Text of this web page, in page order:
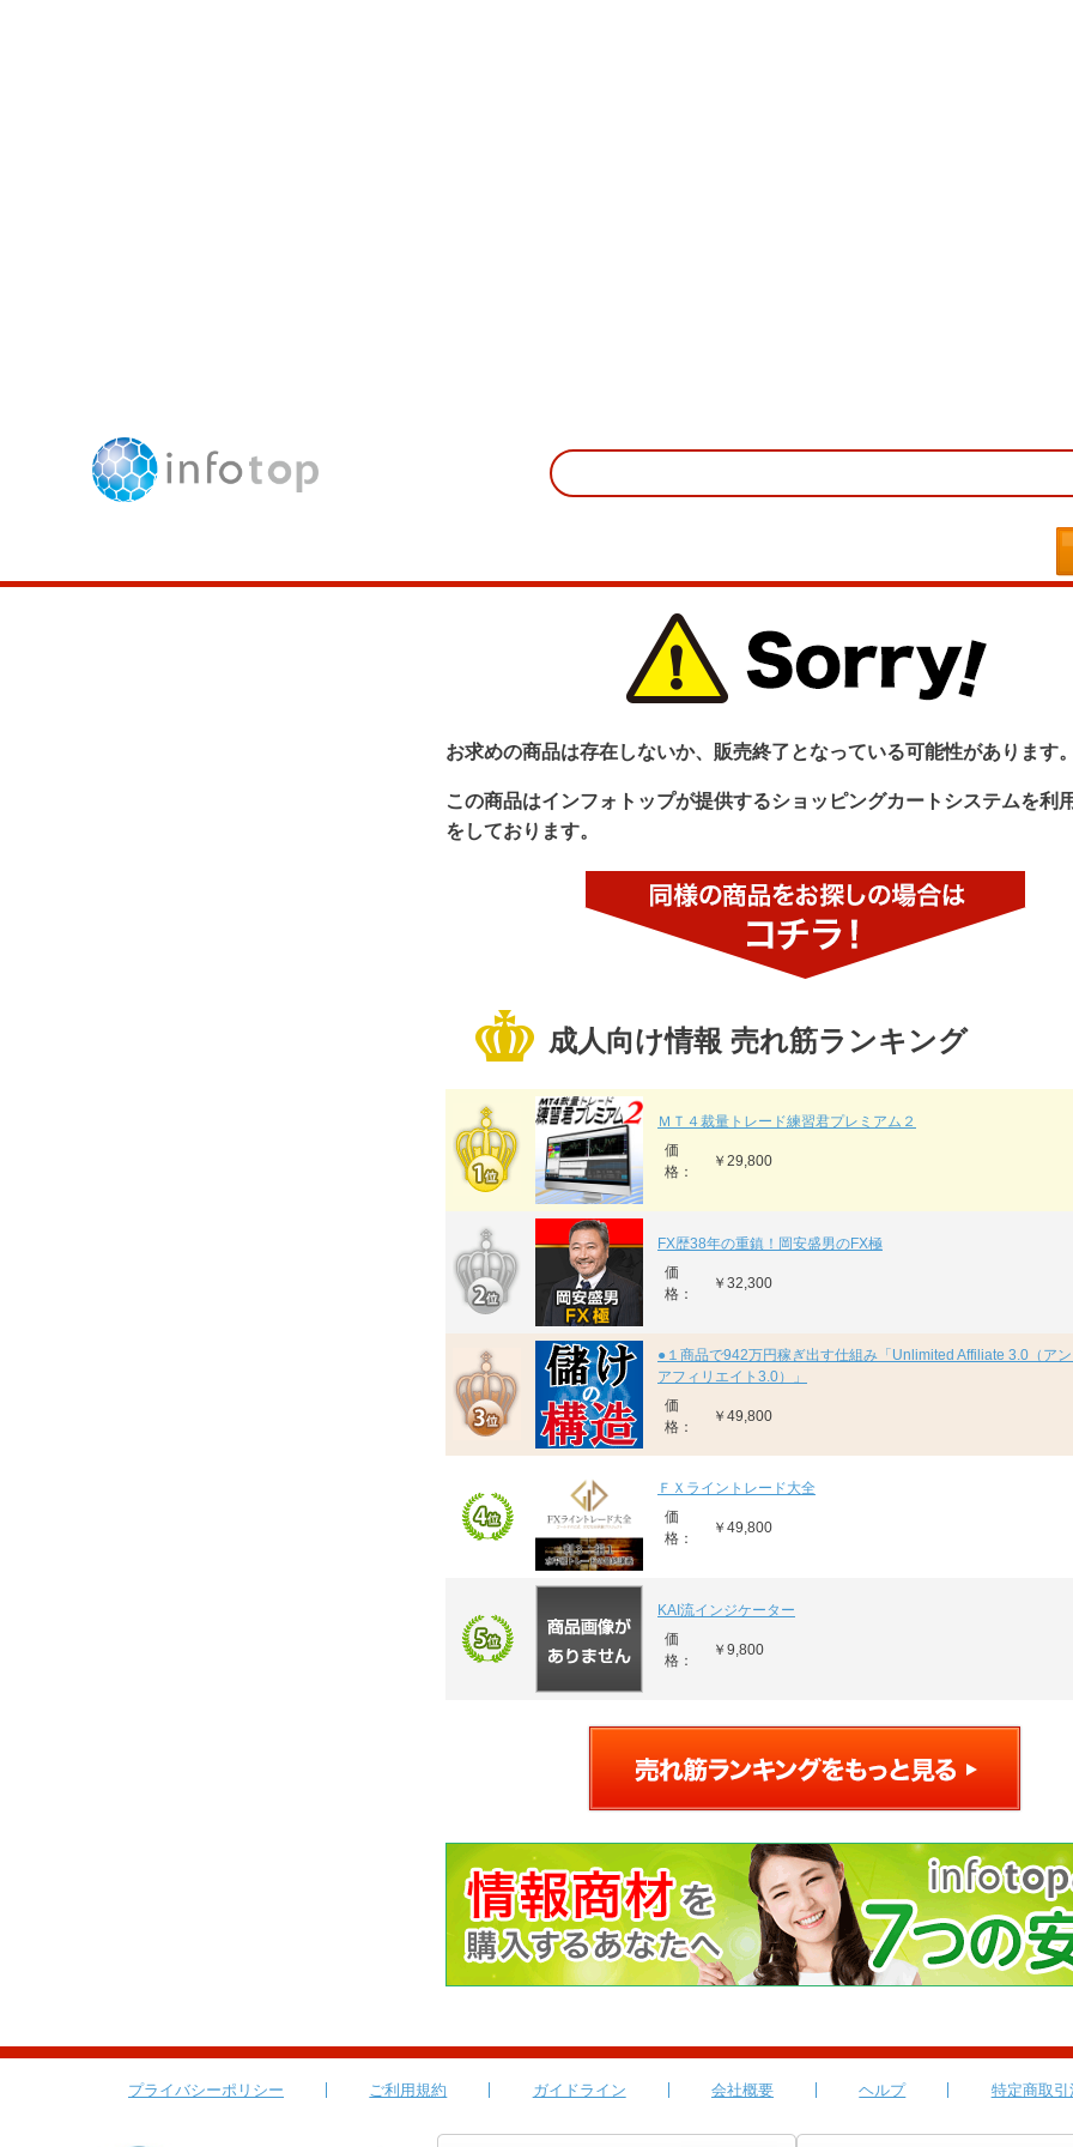
お求めの商品は存在しないか、販売終了となっている可能性があります。
この商品はインフォトップが提供するショッピングカートシステムを利
をしております。
成人向け情報 売れ筋ランキング
ＭＴ４裁量トレード練習君プレミアム２
価
格：
￥29,800
FX歴38年の重鎮！岡安盛男のFX極
価
格：
￥32,300
●１商品で942万円稼ぎ出す仕組み「Unlimited Affiliate 3.0（ア
アフィリエイト3.0）」
価
格：
￥49,800
ＦＸライントレード大全
価
格：
￥49,800
KAI流インジケーター
価
格：
￥9,800
プライバシーポリシー ご利用規約 ガイドライン 会社概要 ヘルプ 特定商取